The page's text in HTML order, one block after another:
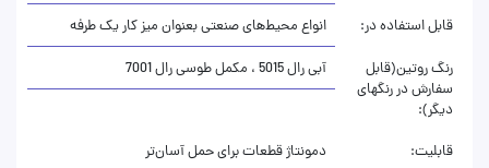
قابل استفاده در: انواع محیط‌های صنعتی بعنوان میز کار یک طرفه
رنگ روتین(قابل
سفارش در رنگهای
دیگر):
آبی رال 5015 ، مکمل طوسی رال 7001
قابلیت: دمونتاژ قطعات برای حمل آسان‌تر